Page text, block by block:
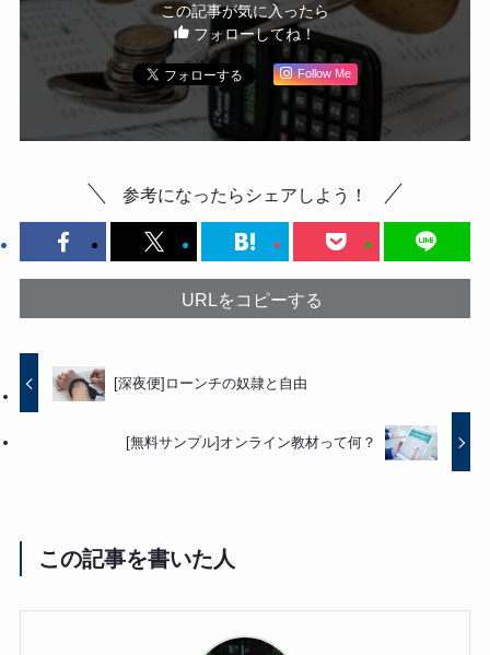
この記事が気に入ったら
フォローしてね！
Follow Me
参考になったらシェアしよう！
URLをコピーする
[深夜便]ローンチの奴隷と自由
[無料サンプル]オンライン教材って何？
この記事を書いた人